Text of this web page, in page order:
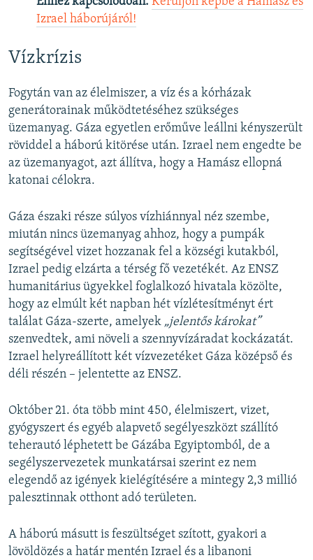
Izrael háborújáról!
Vízkrízis
Fogytán van az élelmiszer, a víz és a kórházak
generátorainak működtetéséhez szükséges
üzemanyag. Gáza egyetlen erőműve leállni kényszerült
röviddel a háború kitörése után. Izrael nem engedte be
az üzemanyagot, azt állítva, hogy a Hamász ellopná
katonai célokra.
Gáza északi része súlyos vízhiánnyal néz szembe,
miután nincs üzemanyag ahhoz, hogy a pumpák
segítségével vizet hozzanak fel a községi kutakból,
Izrael pedig elzárta a térség fő vezetékét. Az ENSZ
humanitárius ügyekkel foglalkozó hivatala közölte,
hogy az elmúlt két napban hét vízlétesítményt ért
találat Gáza-szerte, amelyek „jelentős károkat”
szenvedtek, ami növeli a szennyvízáradat kockázatát.
Izrael helyreállított két vízvezetéket Gáza középső és
déli részén – jelentette az ENSZ.
Október 21. óta több mint 450, élelmiszert, vizet,
gyógyszert és egyéb alapvető segélyeszközt szállító
teherautó léphetett be Gázába Egyiptomból, de a
segélyszervezetek munkatársai szerint ez nem
elegendő az igények kielégítésére a mintegy 2,3 millió
palesztinnak otthont adó területen.
A háború másutt is feszültséget szított, gyakori a
lövöldözés a határ mentén Izrael és a libanoni